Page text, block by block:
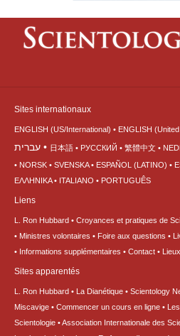
Sites internationaux
ENGLISH (US/International) ENGLISH
עברית 日本語 РУССКИЙ 繁體中文
NORSK
SVENSKA ESPAÑOL (LATINO)
ΕΛΛΗΝΙΚA
ITALIANO PORTUGUÊS
Liens
L. Ron Hubbard Croyances et pratiques de
Ministres volontaires
Foire aux questions
Informations supplémentaires
Contact Lieux
Sites apparentés
L. Ron Hubbard La Dianétique Scientology
Miscavige
Commencer un cours en ligne
Scientologie
Association Internationale des